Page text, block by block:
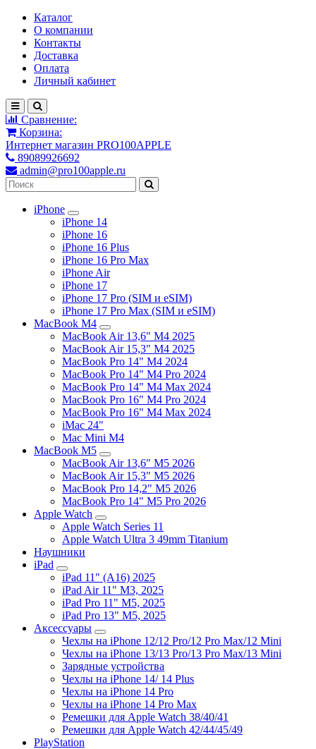
Каталог
О компании
Контакты
Доставка
Оплата
Личный кабинет
Сравнение:
Корзина:
Интернет магазин PRO100APPLE
89089926692
admin@pro100apple.ru
iPhone
iPhone 14
iPhone 16
iPhone 16 Plus
iPhone 16 Pro Max
iPhone Air
iPhone 17
iPhone 17 Pro (SIM и eSIM)
iPhone 17 Pro Max (SIM и eSIM)
MacBook M4
MacBook Air 13,6" M4 2025
MacBook Air 15,3" M4 2025
MacBook Pro 14" M4 2024
MacBook Pro 14" M4 Pro 2024
MacBook Pro 14" M4 Max 2024
MacBook Pro 16" M4 Pro 2024
MacBook Pro 16" M4 Max 2024
iMac 24"
Mac Mini M4
MacBook M5
MacBook Air 13,6" M5 2026
MacBook Air 15,3" M5 2026
MacBook Pro 14,2" M5 2026
MacBook Pro 14" M5 Pro 2026
Apple Watch
Apple Watch Series 11
Apple Watch Ultra 3 49mm Titanium
Наушники
iPad
iPad 11" (A16) 2025
iPad Air 11" M3, 2025
iPad Pro 11" M5, 2025
iPad Pro 13" M5, 2025
Аксессуары
Чехлы на iPhone 12/12 Pro/12 Pro Max/12 Mini
Чехлы на iPhone 13/13 Pro/13 Pro Max/13 Mini
Зарядные устройства
Чехлы на iPhone 14/ 14 Plus
Чехлы на iPhone 14 Pro
Чехлы на iPhone 14 Pro Max
Ремешки для Apple Watch 38/40/41
Ремешки для Apple Watch 42/44/45/49
PlayStation